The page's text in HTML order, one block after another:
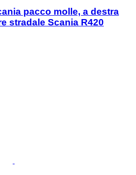
pacco molle, a destra
stradale Scania R420